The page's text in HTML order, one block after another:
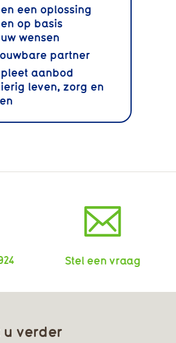
een oplossing
op basis
wensen
partner
aanbod
leven, zorg en
Stel een vraag
verder